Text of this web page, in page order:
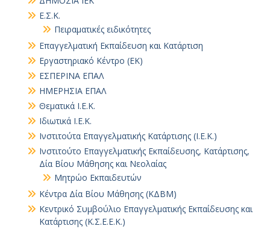
Ε.Σ.Κ.
Πειραματικές ειδικότητες
Επαγγελματική Εκπαίδευση και Κατάρτιση
Εργαστηριακό Κέντρο (ΕΚ)
ΕΣΠΕΡΙΝΑ ΕΠΑΛ
ΗΜΕΡΗΣΙΑ ΕΠΑΛ
Θεματικά Ι.Ε.Κ.
Ιδιωτικά Ι.Ε.Κ.
Ινστιτούτα Επαγγελματικής Κατάρτισης (Ι.Ε.Κ.)
Ινστιτούτο Επαγγελματικής Εκπαίδευσης, Κατάρτισης,
Δία Βίου Μάθησης και Νεολαίας
Μητρώο Εκπαιδευτών
Κέντρα Δία Βίου Μάθησης (ΚΔΒΜ)
Κεντρικό Συμβούλιο Επαγγελματικής Εκπαίδευσης και
Κατάρτισης (Κ.Σ.Ε.Ε.Κ.)